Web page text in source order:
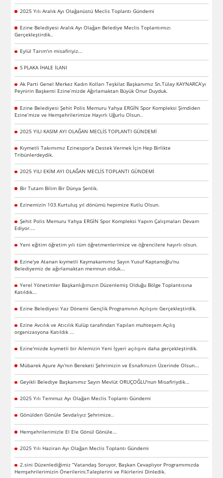
2025 Yılı Aralık Ayı Olağanüstü Meclis Toplantı Gündemi
Ezine Belediyesi Aralık Ayı Olağan Belediye Meclis Toplantımızı
Gerçekleştirdik..
Eylül Tarım'ın misafiriyiz...
S PLAKA İHALE İLANI
Ak Parti Genel Merkez Kadın Kolları Teşkilat Başkanımız Sn.Tülay KAYNARCA’yı
Peynirin Başkenti Ezine’mizde Ağırlamaktan Büyük Onur Duyduk.
Ezine Belediyesi Şehit Polis Memuru Yahya ERGİN Spor Kompleksi Şimdiden
Ezine’mize ve Hemşehrilerimize Hayırlı Uğurlu Olsun..
2025 YILI KASIM AYI OLAĞAN MECLİS TOPLANTI GÜNDEMİ
Kıymetli Takımımız Ezinespor'a Destek Vermek İçin Hep Birlikte
Tribünlerdeydik.
2025 YILI EKİM AYI OLAĞAN MECLİS TOPLANTI GÜNDEMİ
Bir Tutam Bilim Bir Dünya Şenlik.
Ezinemizin 103.Kurtuluş yıl dönümü hepimize Kutlu Olsun.
Şehit Polis Memuru Yahya ERGİN Spor Kompleksi Yapım Çalışmaları Devam
Ediyor....
Yeni eğitim öğretim yılı tüm öğretmenlerimize ve öğrencilere hayırlı olsun.
Ezine'ye Atanan kıymetli Kaymakamımız Sayın Yusuf Kaptanoğlu'nu
Belediyemiz de ağırlamaktan memnun olduk...
Yerel Yönetimler Başkanlığımızın Düzenlemiş Olduğu Bölge Toplantısına
Katıldık...
Ezine Belediyesi Yaz Dönemi Gençlik Programının Açılışını Gerçekleştirdik.
Ezine Avcılık ve Atıcılık Kulüp tarafından Yapılan muhteşem Açılış
organizasyona Katıldık ...
Ezine'mizde kıymetli bir Ailemizin Yeni İşyeri açılışını daha gerçekleştirdik.
Mübarek Aşure Ayı'nın Bereketi Şehrimizin ve Esnafımızın Üzerinde Olsun...
Geyikli Belediye Başkanımız Sayın Mevlüt ORUÇOĞLU'nun Misafiriydik...
2025 Yılı Temmuz Ayı Olağan Meclis Toplantı Gündemi
Gönülden Gönüle Sevdalıyız Şehrimize..
Hemşehrilerimizle El Ele Gönül Gönüle...
2025 Yılı Haziran Ayı Olağan Meclis Toplantı Gündemi
2.sini Düzenlediğimiz “Vatandaş Soruyor, Başkan Cevaplıyor Programımızda
Hemşehrilerimizin Önerilerini,Taleplerini ve Fikirlerini Dinledik.